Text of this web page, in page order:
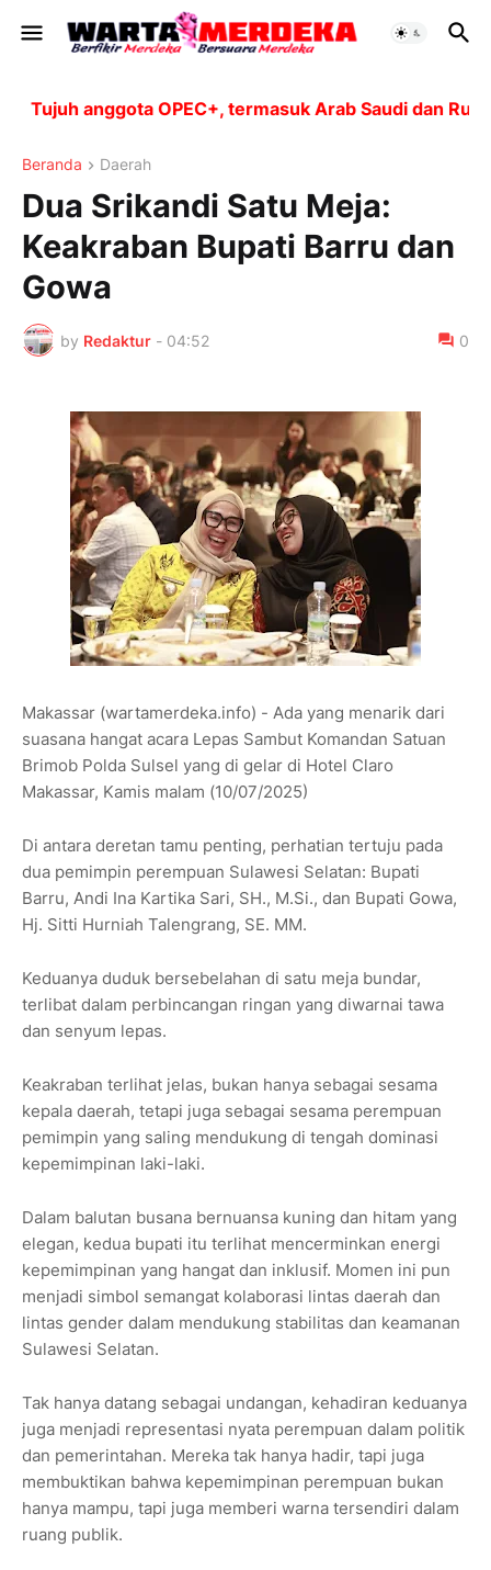
anggota OPEC+, termasuk Arab Saudi dan Rusia,
Beranda Daerah
Dua Srikandi Satu Meja:
Keakraban Bupati Barru dan
Gowa
by Redaktur - 04:52 0
Makassar (wartamerdeka.info) - Ada yang menarik dari
suasana hangat acara Lepas Sambut Komandan Satuan
Brimob Polda Sulsel yang di gelar di Hotel Claro
Makassar, Kamis malam (10/07/2025)
Di antara deretan tamu penting, perhatian tertuju pada
dua pemimpin perempuan Sulawesi Selatan: Bupati
Barru, Andi Ina Kartika Sari, SH., M.Si., dan Bupati Gowa,
Hj. Sitti Hurniah Talengrang, SE. MM.
Keduanya duduk bersebelahan di satu meja bundar,
terlibat dalam perbincangan ringan yang diwarnai tawa
dan senyum lepas.
Keakraban terlihat jelas, bukan hanya sebagai sesama
kepala daerah, tetapi juga sebagai sesama perempuan
pemimpin yang saling mendukung di tengah dominasi
kepemimpinan laki-laki.
Dalam balutan busana bernuansa kuning dan hitam yang
elegan, kedua bupati itu terlihat mencerminkan energi
kepemimpinan yang hangat dan inklusif. Momen ini pun
menjadi simbol semangat kolaborasi lintas daerah dan
lintas gender dalam mendukung stabilitas dan keamanan
Sulawesi Selatan.
Tak hanya datang sebagai undangan, kehadiran keduanya
juga menjadi representasi nyata perempuan dalam politik
dan pemerintahan. Mereka tak hanya hadir, tapi juga
membuktikan bahwa kepemimpinan perempuan bukan
hanya mampu, tapi juga memberi warna tersendiri dalam
ruang publik.